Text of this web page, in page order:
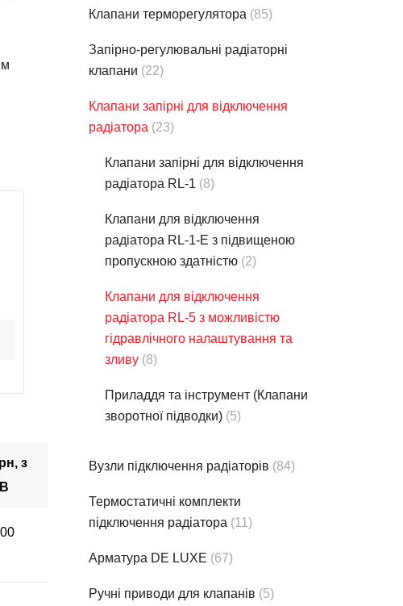
з
Клапани терморегулятора (85)
Запірно-регулювальні радіаторні
клапани (22)
Клапани запірні для відключення
радіатора (23)
Клапани запірні для відключення
радіатора RL-1 (8)
Клапани для відключення
радіатора RL-1-E з підвищеною
пропускною здатністю (2)
Клапани для відключення
радіатора RL-5 з можливістю
гідравлічного налаштування та
зливу (8)
Приладдя та інструмент (Клапани
зворотної підводки) (5)
Вузли підключення радіаторів (84)
Термостатичнi комплекти
підключення радіатора (11)
Арматура DE LUXE (67)
Ручні приводи для клапанів (5)